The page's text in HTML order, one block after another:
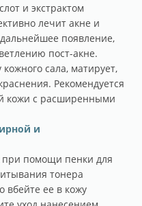
и экстрактом
лечит акне и
появление,
пост-акне.
сала, матирует,
Рекомендуется
кожи с расширенными
и
при помощи пенки для
тонера
вбейте ее в кожу